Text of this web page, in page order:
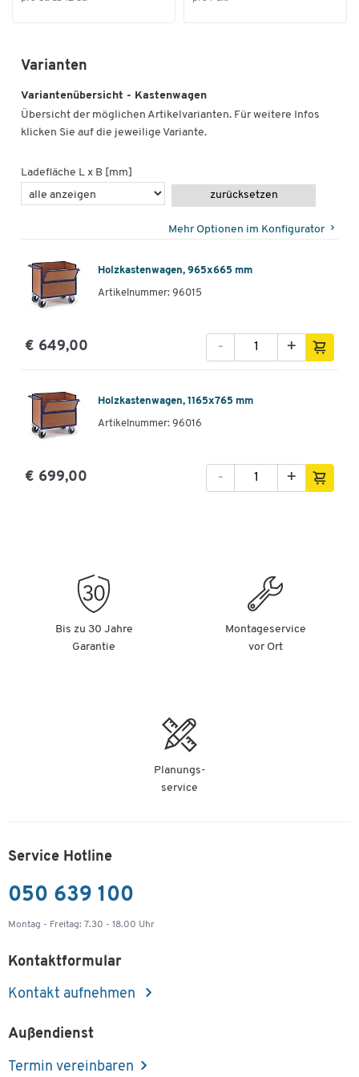
Varianten
Variantenübersicht - Kastenwagen
Übersicht der möglichen Artikelvarianten. Für weitere Infos
klicken Sie auf die jeweilige Variante.
Ladefläche L x B [mm]
zurücksetzen
Mehr Optionen im Konfigurator
Holzkastenwagen, 965x665 mm
Artikelnummer: 96015
€ 649,00 +
-
Holzkastenwagen, 1165x765 mm
Artikelnummer: 96016
€ 699,00 +
-
Bis zu 30 Jahre
Garantie
Montageservice
vor Ort
Planungs-
service
Service Hotline
050 639 100
Montag - Freitag: 7.30 - 18.00 Uhr
Kontaktformular
Kontakt aufnehmen
Außendienst
Termin vereinbaren